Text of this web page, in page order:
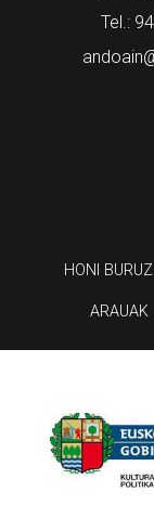
Tel.:
HONI BURUZ
ARAUAK